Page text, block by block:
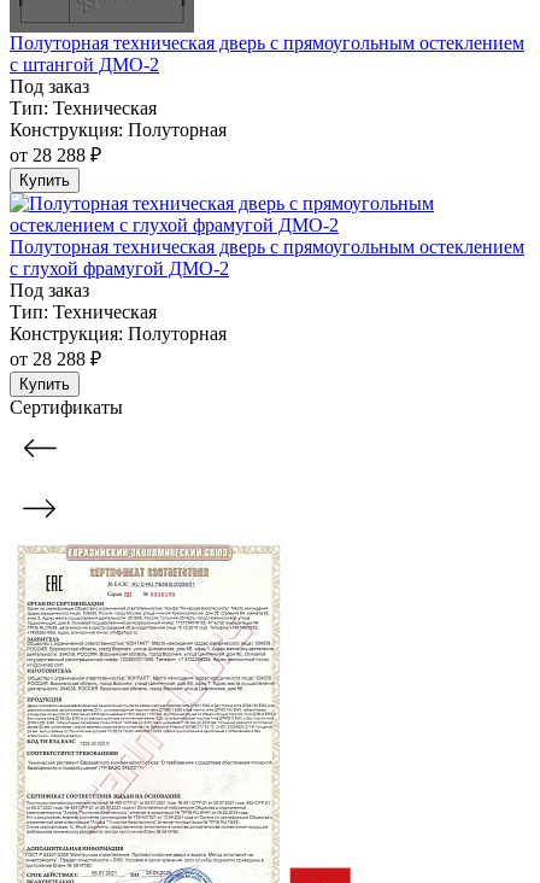
Полуторная техническая дверь с прямоугольным остеклением
с штангой ДМО-2
Под заказ
Тип: Техническая
Конструкция: Полуторная
от 28 288 ₽
Купить
Полуторная техническая дверь с прямоугольным остеклением
с глухой фрамугой ДМО-2
Под заказ
Тип: Техническая
Конструкция: Полуторная
от 28 288 ₽
Купить
Сертификаты